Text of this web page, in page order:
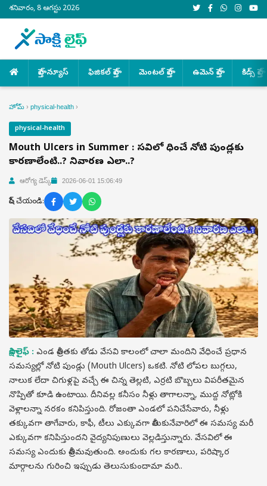
శనివారం, 8 ఆగస్టు 2026
హెల్త్ న్యూస్ ఫిజికల్ హెల్త్ మెంటల్ హెల్త్ ఉమెన్ హెల్త్ కిడ్స్ హెల్త్
హోమ్ › physical-health ›
physical-health
Mouth Ulcers in Summer : వేసవిలో వేధించే నోటి పుండ్లకు
కారణాలేంటి..? నివారణ ఎలా..?
ఆరోగ్య డెస్క్ 2026-06-01 15:06:49
షేర్ చేయండి:
సాక్షి లైఫ్ : ఎండ తీవ్రతకు తోడు వేసవి కాలంలో చాలా మందిని వేధించే ప్రధాన
సమస్యల్లో నోటి పుండ్లు (Mouth Ulcers) ఒకటి. నోటి లోపల బుగ్గలు,
నాలుక లేదా చిగుళ్లపై వచ్చే ఈ చిన్న తెల్లటి, ఎర్రటి బొబ్బలు విపరీతమైన
నొప్పితో కూడి ఉంటాయి. దీనివల్ల కనీసం నీళ్లు తాగాలన్నా, ముద్ద నోట్లోకి
వెళ్లాలన్నా నరకం కనిపిస్తుంది. రోజంతా ఎండలో పనిచేసేవారు, నీళ్లు
తక్కువగా తాగేవారు, కాఫీ, టీలు ఎక్కువగా తీసుకునేవారిలో ఈ సమస్య మరీ
ఎక్కువగా కనిపిస్తుందని వైద్యనిపుణులు వెల్లడిస్తున్నారు. వేసవిలో ఈ
సమస్య ఎందుకు తీవ్రమవుతుంది. అందుకు గల కారణాలు, పరిష్కార
మార్గాలను గురించి ఇప్పుడు తెలుసుకుందామా మరి..